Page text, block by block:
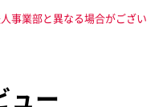
事業部と異なる場合がござい
ュー